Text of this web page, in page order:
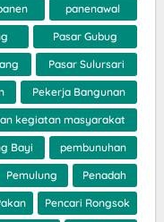
panenawal
Pasar Gubug
Pasar Sulursari
Pekerja Bangunan
kegiatan masyarakat
Bayi pembunuhan
Pemulung Penadah
Pencari Rongsok